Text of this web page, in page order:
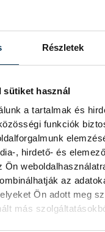
Részletek
sütiket használ
a tartalmak és
funkciók
, hirdető- és
Ön
az
Ön adott meg
más